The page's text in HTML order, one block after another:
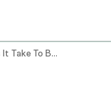
How Long Does It Take To Build Up A Full Load